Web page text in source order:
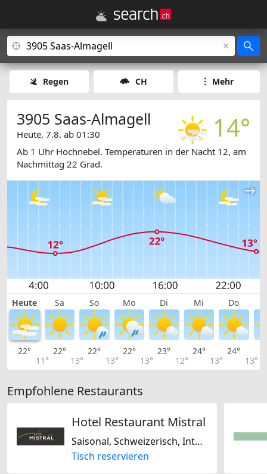
Regen CH Mehr
14°
3905 Saas-Almagell
Heute, 7.8. ab 01:30
Ab 1 Uhr Hochnebel. Temperaturen in der Nacht 12, am
Nachmittag 22 Grad.
Heute Sa So Mo Di Mi Do
22°
11°
22°
13°
22°
13°
22°
13°
23°
12°
24°
13°
24°
13°
Empfohlene Restaurants
Hotel Restaurant Mistral
Saisonal, Schweizerisch, International
Tisch reservieren